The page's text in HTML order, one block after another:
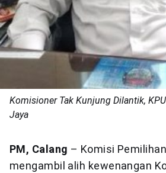
Komisioner Tak Kunjung Dilantik,
Jaya
PM, Calang – Komisi
mengambil alih kewenangan